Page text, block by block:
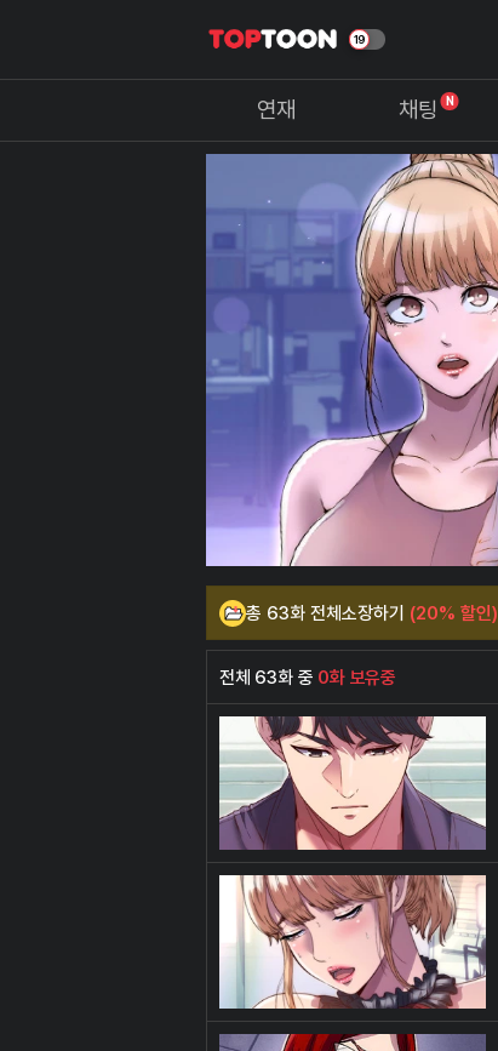
연재 채팅 N
총 63화 전체소장하기 (20% 할인)
전체 63화 중 0화 보유중